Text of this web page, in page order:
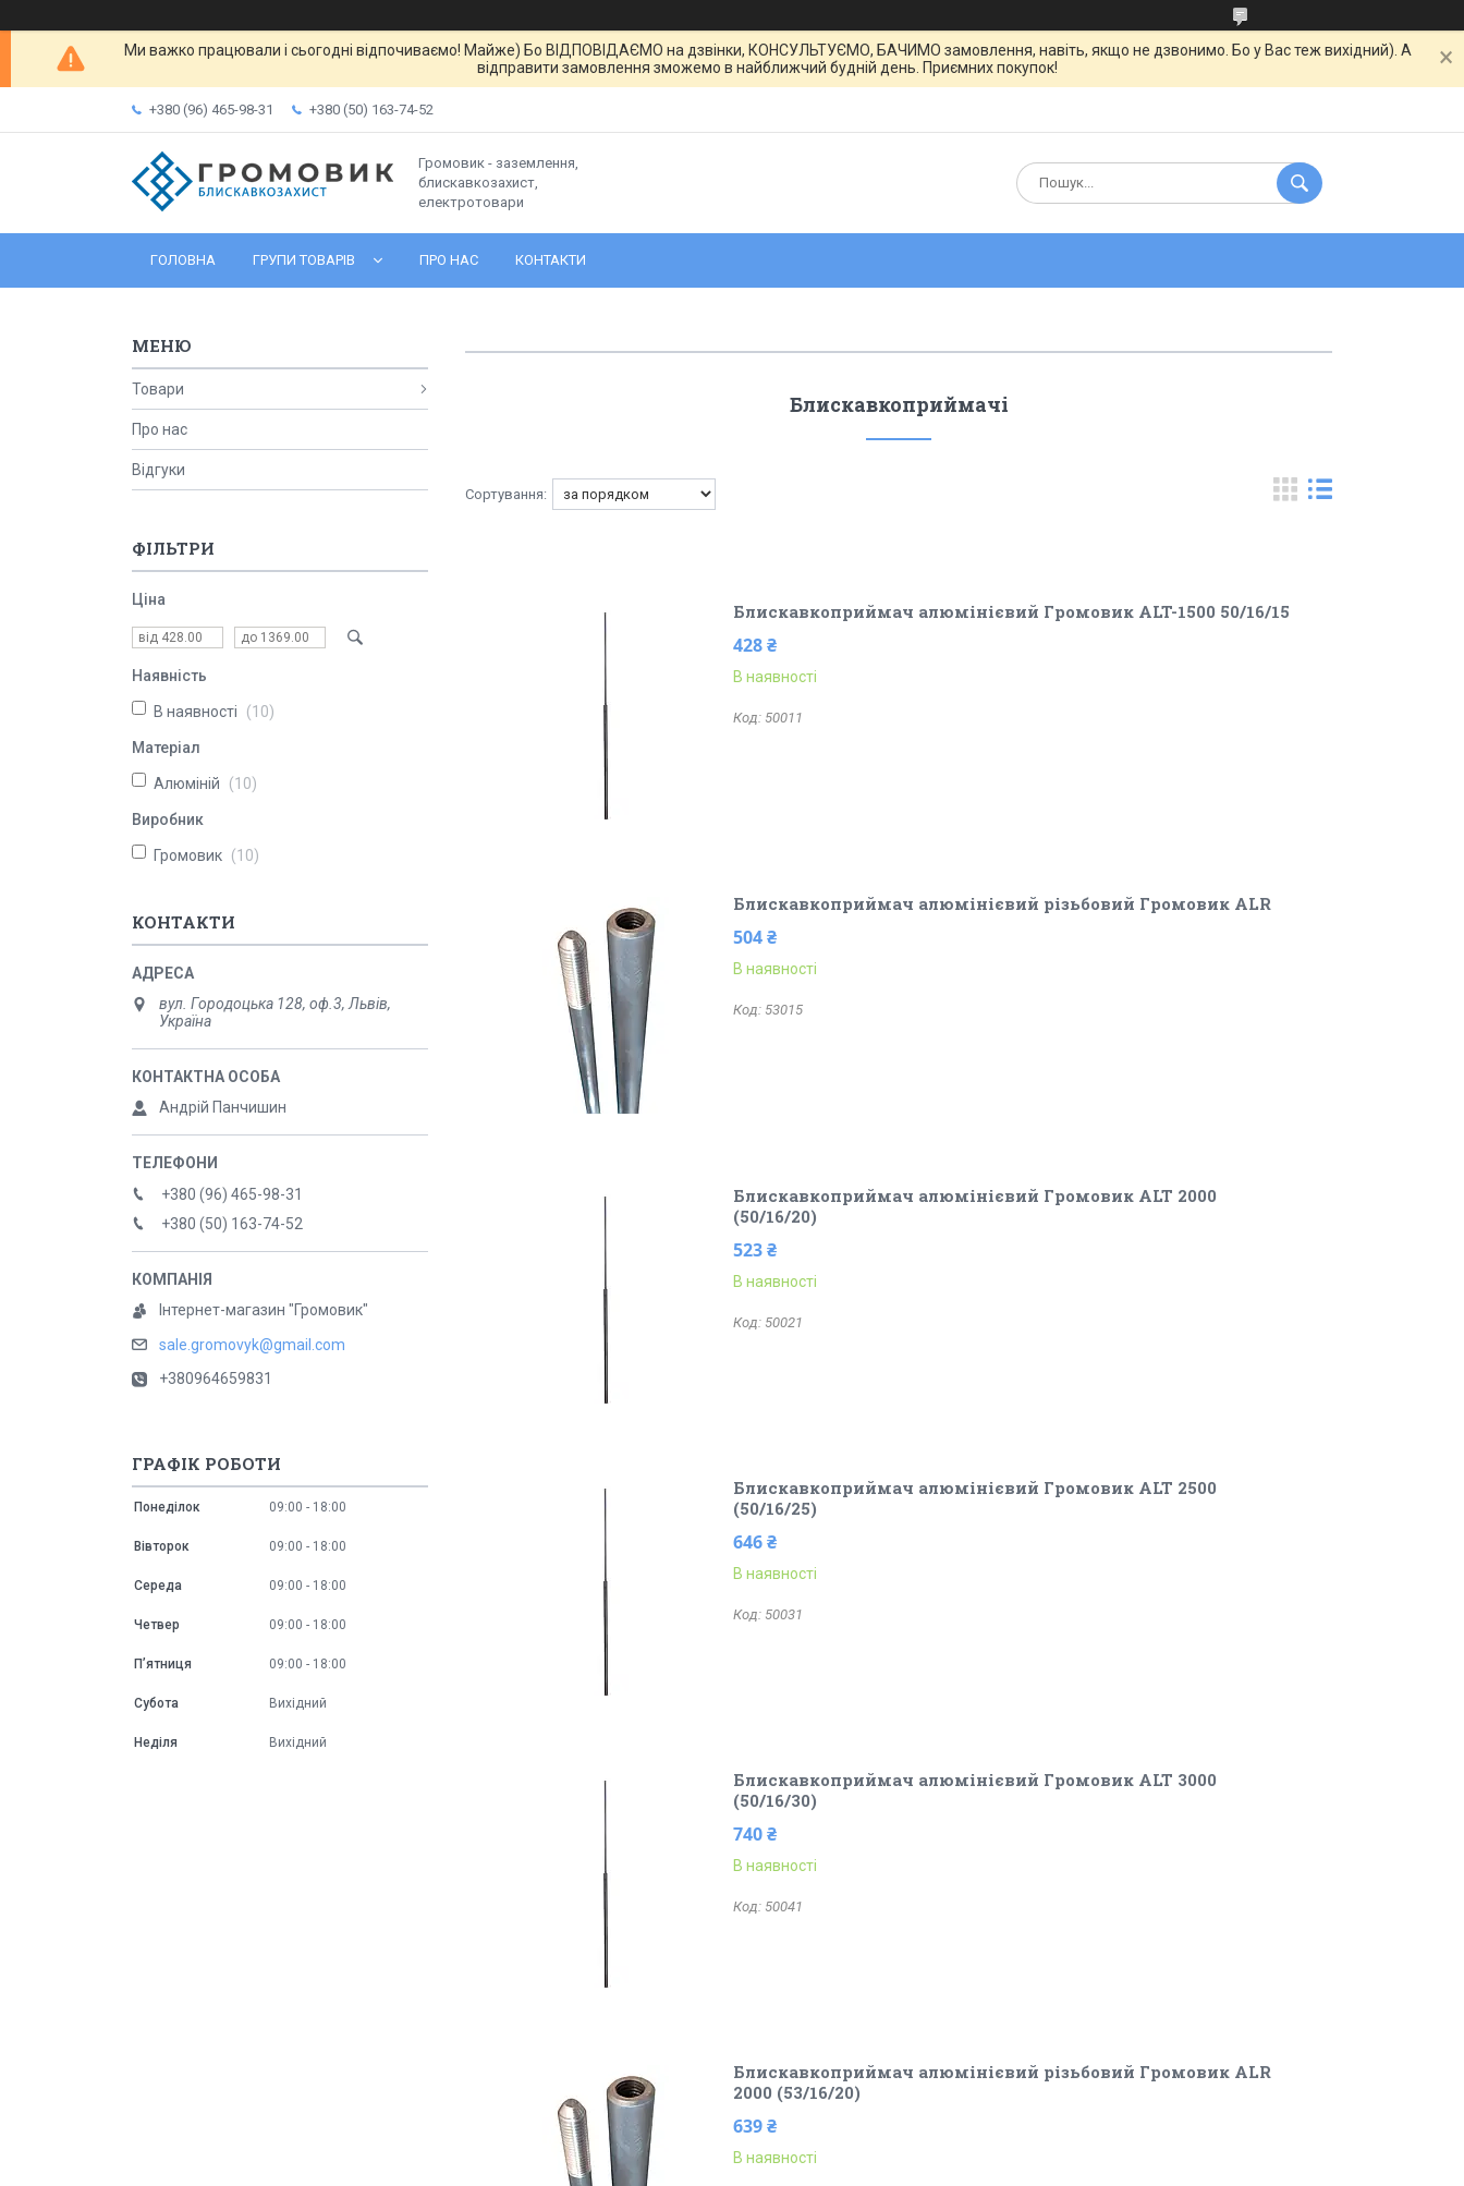
Ми важко працювали і сьогодні відпочиваємо! Майже) Бо ВІДПОВІДАЄМО на дзвінки, КОНСУЛЬТУЄМО, БАЧИМО замовлення, навіть, якщо не дзвонимо. Бо у Вас теж вихідний). А
відправити замовлення зможемо в найближчий будній день. Приємних покупок!
+380 (96) 465-98-31 +380 (50) 163-74-52
Громовик - заземлення,
блискавкозахист,
електротовари
ГОЛОВНА ГРУПИ ТОВАРІВ ПРО НАС КОНТАКТИ
Блискавкоприймачі
Блискавкоприймач алюмінієвий Громовик ALT-1500 50/16/15
428 ₴
В наявності
50011
Блискавкоприймач алюмінієвий різьбовий Громовик ALR
504 ₴
В наявності
53015
Блискавкоприймач алюмінієвий Громовик ALT 2000
(50/16/20)
523 ₴
В наявності
50021
Блискавкоприймач алюмінієвий Громовик ALT 2500
(50/16/25)
646 ₴
В наявності
50031
Блискавкоприймач алюмінієвий Громовик ALT 3000
(50/16/30)
740 ₴
В наявності
50041
Блискавкоприймач алюмінієвий різьбовий Громовик ALR
2000 (53/16/20)
639 ₴
В наявності
Товари
Про нас
Відгуки
ФІЛЬТРИ
Ціна
Наявність
В наявності 10
Матеріал
Алюміній 10
Виробник
Громовик 10
КОНТАКТИ
вул. Городоцька 128, оф.3, Львів,
Україна
Андрій Панчишин
+380 (96) 465-98-31
+380 (50) 163-74-52
Інтернет-магазин "Громовик"
sale.gromovyk@gmail.com
+380964659831
ГРАФІК РОБОТИ
Понеділок 09:00 18:00
Вівторок 09:00 18:00
Середа 09:00 18:00
Четвер 09:00 18:00
Пʼятниця 09:00 18:00
Субота Вихідний
Неділя Вихідний